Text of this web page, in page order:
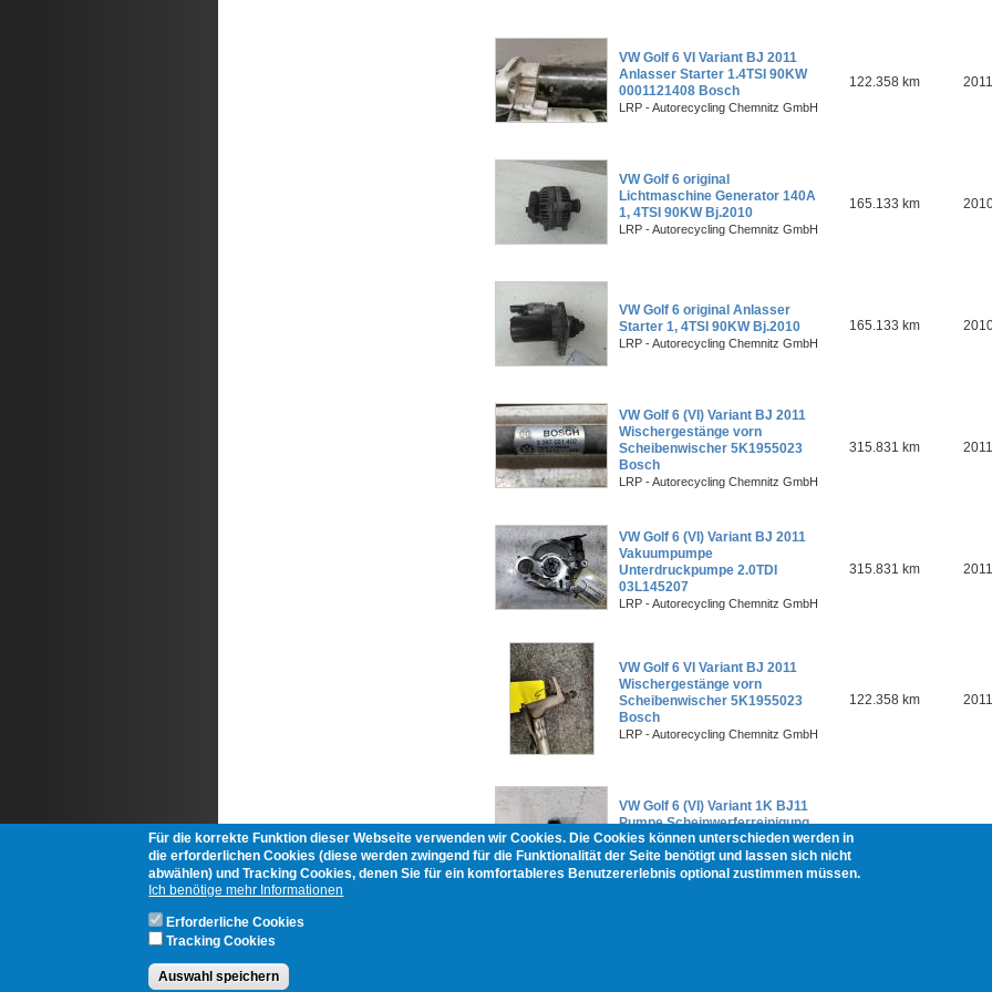
VW Golf 6 VI Variant BJ 2011
Anlasser Starter 1.4TSI 90KW
0001121408 Bosch
LRP - Autorecycling Chemnitz GmbH
122.358 km 2011
VW Golf 6 original
Lichtmaschine Generator 140A
1, 4TSI 90KW Bj.2010
LRP - Autorecycling Chemnitz GmbH
165.133 km
VW Golf 6 original Anlasser
Starter 1, 4TSI 90KW Bj.2010
LRP - Autorecycling Chemnitz GmbH
165.133 km
VW Golf 6 (VI) Variant BJ 2011
Wischergestänge vorn
Scheibenwischer 5K1955023
Bosch
LRP - Autorecycling Chemnitz GmbH
315.831 km 2011
VW Golf 6 (VI) Variant BJ 2011
Vakuumpumpe
Unterdruckpumpe 2.0TDI
03L145207
LRP - Autorecycling Chemnitz GmbH
315.831 km 2011
VW Golf 6 VI Variant BJ 2011
Wischergestänge vorn
Scheibenwischer 5K1955023
Bosch
LRP - Autorecycling Chemnitz GmbH
122.358 km 2011
VW Golf 6 (VI) Variant 1K BJ11
Pumpe Scheinwerferreinigung
3B7955681
LRP - Autorecycling Chemnitz GmbH
Login AGB's
Für die korrekte Funktion dieser Webseite verwenden wir Cookies. Die Cookies können unterschieden werden in
die erforderlichen Cookies (diese werden zwingend für die Funktionalität der Seite benötigt und lassen sich nicht
abwählen) und Tracking Cookies, denen Sie für ein komfortableres Benutzererlebnis optional zustimmen müssen.
Ich benötige mehr Informationen
Erforderliche Cookies
Tracking Cookies
Auswahl speichern